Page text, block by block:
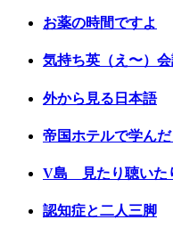
お薬の時間ですよ
気持ち英（え〜）
外から見る日本語
帝国ホテルで学ん
V島 見たり聴いた
認知症と二人三脚